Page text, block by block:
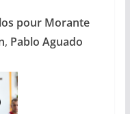
pour Morante
, Pablo Aguado